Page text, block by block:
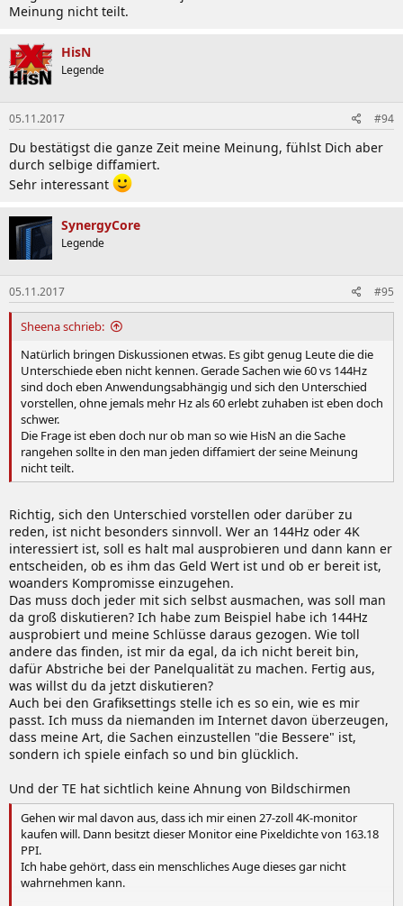
Meinung nicht teilt.
HisN
Legende
05.11.2017 #94
Du bestätigst die ganze Zeit meine Meinung, fühlst Dich aber
durch selbige diffamiert.
Sehr interessant
SynergyCore
Legende
05.11.2017 #95
Sheena schrieb:
Natürlich bringen Diskussionen etwas. Es gibt genug Leute die die
Unterschiede eben nicht kennen. Gerade Sachen wie 60 vs 144Hz
sind doch eben Anwendungsabhängig und sich den Unterschied
vorstellen, ohne jemals mehr Hz als 60 erlebt zuhaben ist eben doch
schwer.
Die Frage ist eben doch nur ob man so wie HisN an die Sache
rangehen sollte in den man jeden diffamiert der seine Meinung
nicht teilt.
Richtig, sich den Unterschied vorstellen oder darüber zu
reden, ist nicht besonders sinnvoll. Wer an 144Hz oder 4K
interessiert ist, soll es halt mal ausprobieren und dann kann er
entscheiden, ob es ihm das Geld Wert ist und ob er bereit ist,
woanders Kompromisse einzugehen.
Das muss doch jeder mit sich selbst ausmachen, was soll man
da groß diskutieren? Ich habe zum Beispiel habe ich 144Hz
ausprobiert und meine Schlüsse daraus gezogen. Wie toll
andere das finden, ist mir da egal, da ich nicht bereit bin,
dafür Abstriche bei der Panelqualität zu machen. Fertig aus,
was willst du da jetzt diskutieren?
Auch bei den Grafiksettings stelle ich es so ein, wie es mir
passt. Ich muss da niemanden im Internet davon überzeugen,
dass meine Art, die Sachen einzustellen "die Bessere" ist,
sondern ich spiele einfach so und bin glücklich.
Und der TE hat sichtlich keine Ahnung von Bildschirmen
Gehen wir mal davon aus, dass ich mir einen 27-zoll 4K-monitor
kaufen will. Dann besitzt dieser Monitor eine Pixeldichte von 163.18
PPI.
Ich habe gehört, dass ein menschliches Auge dieses gar nicht
wahrnehmen kann.